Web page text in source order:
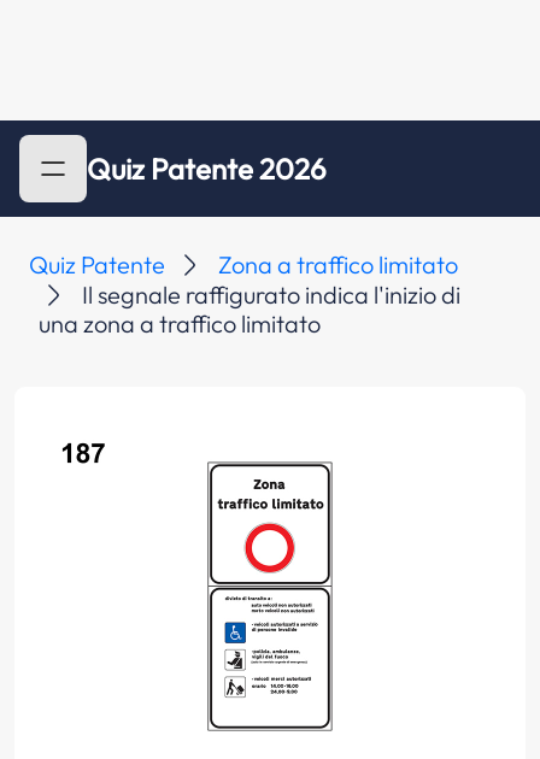
Quiz Patente 2026
Quiz Patente
Zona a traffico limitato
Il segnale raffigurato indica l'inizio di
una zona a traffico limitato